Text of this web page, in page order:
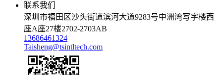
联系我们
深圳市福田区沙头街道滨河大道9283号中洲湾写字楼西
座A座27楼2702-2703AB
13686461324
Taisheng@tsintltech.com